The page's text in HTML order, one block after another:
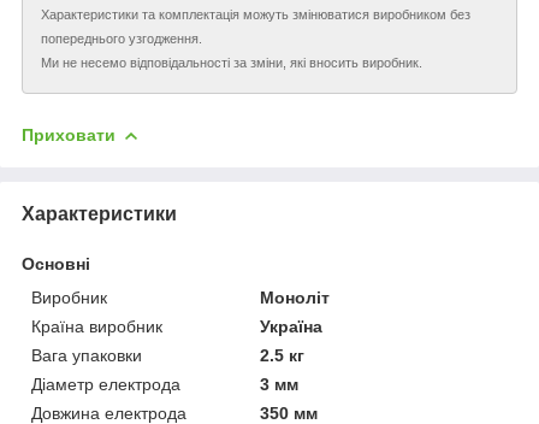
Характеристики та комплектація можуть змінюватися виробником без
попереднього узгодження.
Ми не несемо відповідальності за зміни, які вносить виробник.
Приховати
Характеристики
Основні
Виробник
Моноліт
Країна виробник
Україна
Вага упаковки
2.5 кг
Діаметр електрода
3 мм
Довжина електрода
350 мм